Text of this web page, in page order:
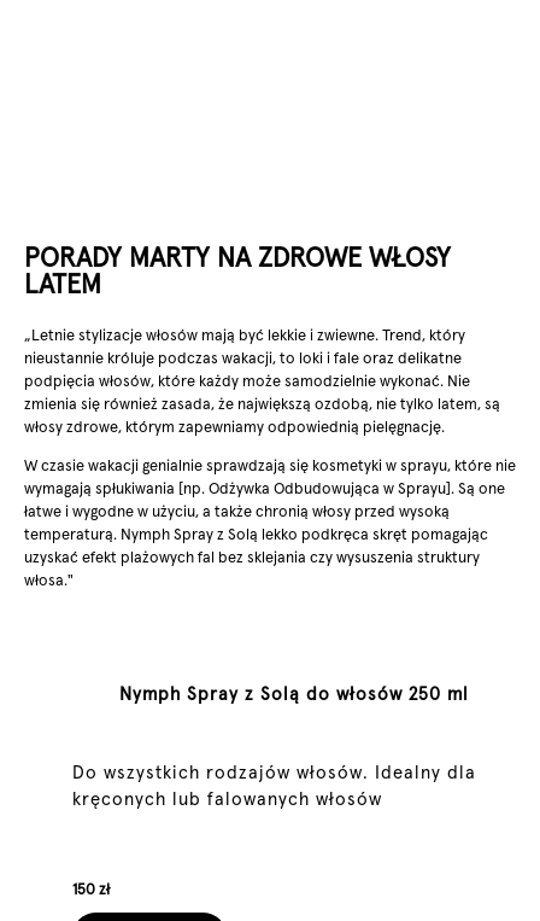
PORADY MARTY NA ZDROWE WŁOSY
LATEM
„Letnie stylizacje włosów mają być lekkie i zwiewne. Trend, który
nieustannie króluje podczas wakacji, to loki i fale oraz delikatne
podpięcia włosów, które każdy może samodzielnie wykonać. Nie
zmienia się również zasada, że największą ozdobą, nie tylko latem, są
włosy zdrowe, którym zapewniamy odpowiednią pielęgnację.
W czasie wakacji genialnie sprawdzają się kosmetyki w sprayu, które nie
wymagają spłukiwania [np. Odżywka Odbudowująca w Sprayu]. Są one
łatwe i wygodne w użyciu, a także chronią włosy przed wysoką
temperaturą. Nymph Spray z Solą lekko podkręca skręt pomagając
uzyskać efekt plażowych fal bez sklejania czy wysuszenia struktury
włosa."
Nymph Spray z Solą do włosów 250 ml
Do wszystkich rodzajów włosów. Idealny dla
kręconych lub falowanych włosów
150 zł